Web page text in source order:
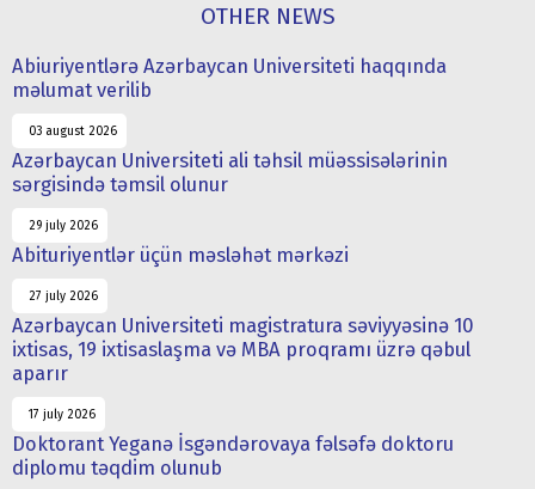
OTHER NEWS
Abiuriyentlərə Azərbaycan Universiteti haqqında
məlumat verilib
03 august 2026
Azərbaycan Universiteti ali təhsil müəssisələrinin
sərgisində təmsil olunur
29 july 2026
Abituriyentlər üçün məsləhət mərkəzi
27 july 2026
Azərbaycan Universiteti magistratura səviyyəsinə 10
ixtisas, 19 ixtisaslaşma və MBA proqramı üzrə qəbul
aparır
17 july 2026
Doktorant Yeganə İsgəndərovaya fəlsəfə doktoru
diplomu təqdim olunub